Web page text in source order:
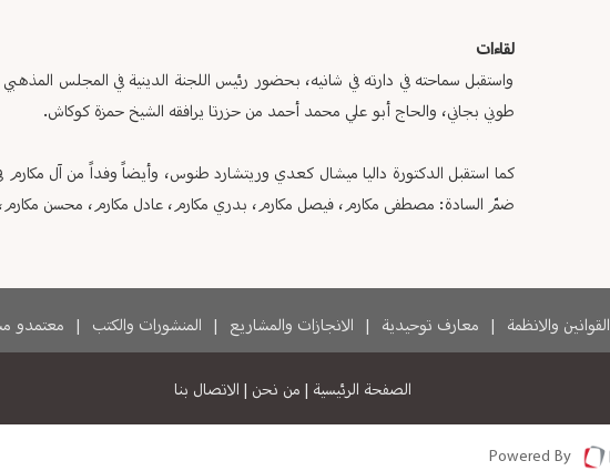
لقاءات
واستقبل سماحته في دارته في شانيه، بحضور رئيس اللجنة الدينية في المجلس
طوني بجاني، والحاج أبو علي محمد أحمد من حزرتا يرافقه الشيخ حمزة كوكاش.
كما استقبل الدكتورة داليا ميشال كعدي وريتشارد طنوس، وأيضاً وفداً من آل
ضمّ السادة: مصطفى مكارم، فيصل مكارم، بدري مكارم، عادل مكارم، محسن مكارم،
القوانين والانظمة | معارف توحيدية | الانجازات والمشاريع | المنشورات والكتب | معتمدو
الصفحة الرئيسية | من نحن | الاتصال بنا
Powered By